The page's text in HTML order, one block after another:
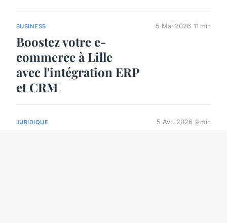
BUSINESS
Boostez votre e-
commerce à Lille
avec l'intégration ERP
et CRM
5 Mai 2026 11 min
JURIDIQUE 5 Avr. 2026 9 min